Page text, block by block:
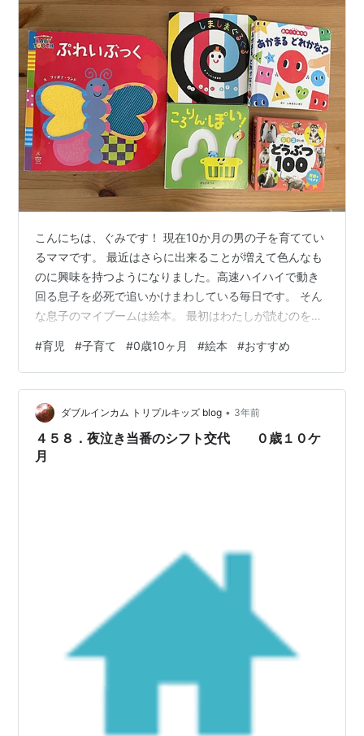
こんにちは、ぐみです！ 現在10か月の男の子を育ててい
るママです。 最近はさらに出来ることが増えて色んなも
のに興味を持つようになりました。高速ハイハイで動き
回る息子を必死で追いかけまわしている毎日です。 そん
な息子のマイブームは絵本。 最初はわたしが読むのをぼ
をめくって楽しそうに見ていることが多くなりました。
そこで今回は息子が特に気に入っている買って良かった
絵本を５つご紹介します！ 赤ちゃんが喜ぶ絵本が知りた
い！ 出産祝いのプレゼントの参考にしたい！ 気になって
いる絵本の詳しい情報が知りたい！ という方必見の内容
になっていますのでぜひ最後まで…
#育児 #子育て #0歳10ヶ月 #絵本 #おすすめ
ダブルインカム トリプルキッズ blog • 3年前
４５８．夜泣き当番のシフト交代 ０歳１０ケ
月